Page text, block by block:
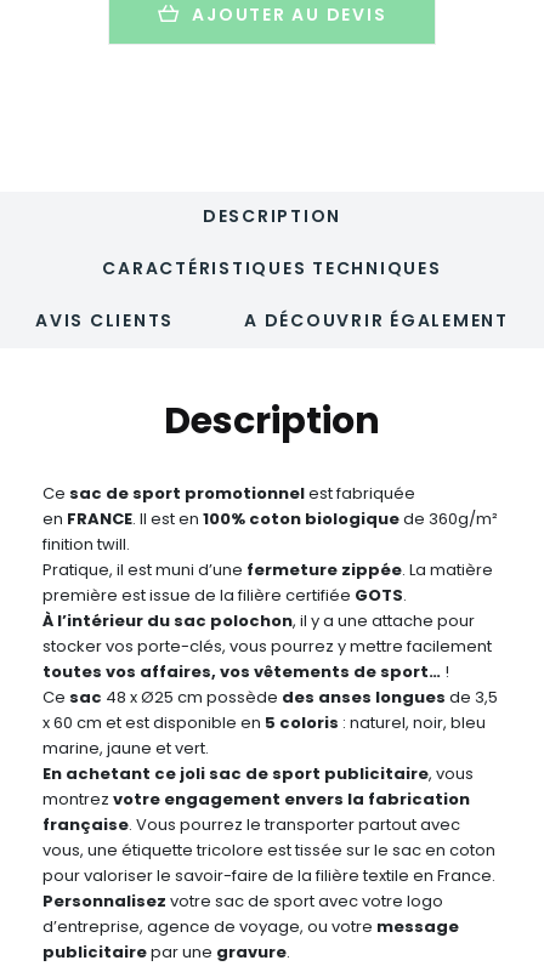
-
AJOUTER AU DEVIS
DESCRIPTION
CARACTÉRISTIQUES TECHNIQUES
AVIS CLIENTS A DÉCOUVRIR ÉGALEMENT
Description
Ce sac de sport promotionnelest fabriquée
en FRANCE. Il est en 100% coton biologiquede 360g/m²
finition twill.
Pratique, il est muni d’une fermeture zippée. La matière
première est issue de la filière certifiée GOTS.
À l’intérieur du sac polochon, il y a une attache pour
stocker vos porte-clés, vous pourrez y mettre facilement
toutes vos affaires, vos vêtements de sport… !
Ce sac 48 x Ø25 cm possède des anses longues de 3,5
x 60 cm et est disponible en 5 coloris : naturel, noir, bleu
marine, jaune et vert.
En achetant ce joli sac de sport publicitaire, vous
montrez votre engagement envers la fabrication
française. Vous pourrez le transporter partout avec
vous, une étiquette tricolore est tissée sur le sac en coton
pour valoriser le savoir-faire de la filière textile en France.
Personnalisez votre sac de sport avec votre logo
d’entreprise, agence de voyage, ou votre message
publicitairepar une gravure.